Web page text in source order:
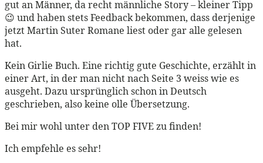
gut an Männer, da recht männliche Story – kleiner Tipp
😉 und haben stets Feedback bekommen, dass derjenige
jetzt Martin Suter Romane liest oder gar alle gelesen
hat.
Kein Girlie Buch. Eine richtig gute Geschichte, erzählt in
einer Art, in der man nicht nach Seite 3 weiss wie es
ausgeht. Dazu ursprünglich schon in Deutsch
geschrieben, also keine olle Übersetzung.
Bei mir wohl unter den TOP FIVE zu finden!
Ich empfehle es sehr!